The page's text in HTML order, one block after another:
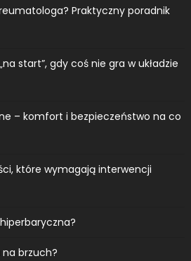
Praktyczny poradnik
start”, gdy coś nie gra w układzie
– komfort i bezpieczeństwo na co
które wymagają interwencji
brzuch?